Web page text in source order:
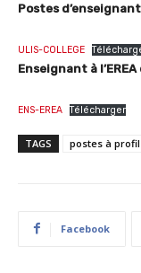
Postes
ULIS-COLLEGE
Enseignant à
ENS-EREA Télécharger
TAGS postes à profil
Facebook